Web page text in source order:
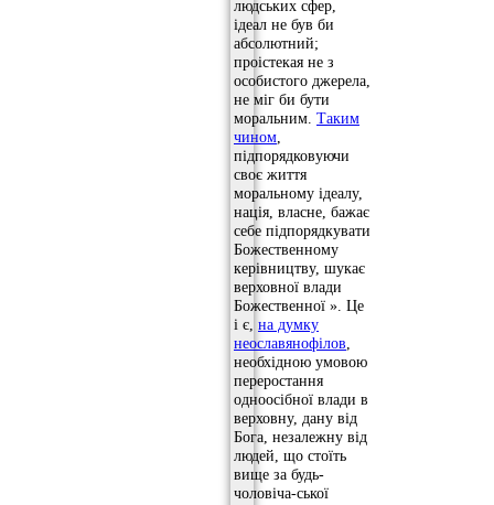
людських сфер,
ідеал не був би
абсолютний;
проістекая не з
особистого джерела,
не міг би бути
моральним. Таким
чином
підпорядковуючи
своє життя
моральному ідеалу,
нація, власне, бажає
себе підпорядкувати
Божественному
керівництву, шукає
верховної влади
Божественної ». Це
і є, на думку
неославянофілов
необхідною умовою
переростання
одноосібної влади в
верховну, дану від
Бога, незалежну від
людей, що стоїть
вище за будь-
чоловіча-ської